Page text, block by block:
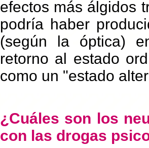
efectos más álgidos
podría haber
(según la óptica)
retorno al estado
como un "estado
¿Cuáles son los
con las drogas